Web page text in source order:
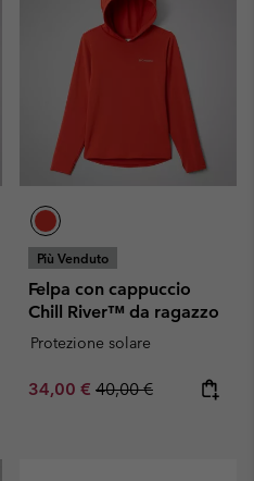
Più Venduto
Felpa con cappuccio
Chill River™ da ragazzo
Protezione solare
Sale price:
34,00 € Regular price:
40,00 €